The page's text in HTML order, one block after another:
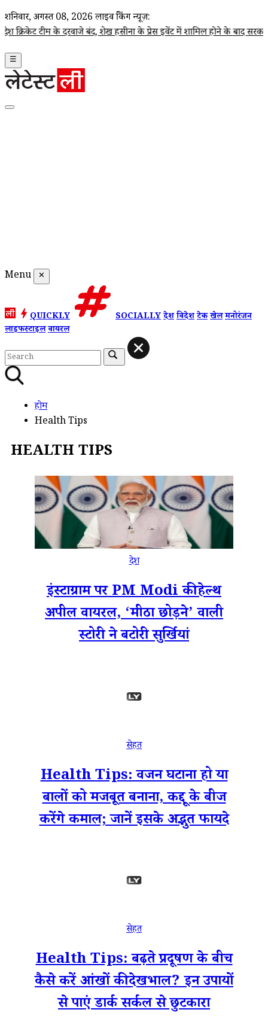
शनिवार, अगस्त 08, 2026 लाइव ब्रेकिंग न्यूज़:
बंद, शेख हसीना के प्रेस इवेंट में शामिल होने के बाद सरकार ने लिया
☰
Menu ✕
QUICKLY SOCIALLYदेशविदेशटेकखेलमनोरंजन
लाइफस्टाइलवायरल
होम
Health Tips
HEALTH TIPS
देश
इंस्टाग्राम पर PM Modi की हेल्थ
अपील वायरल, ‘मीठा छोड़ने’ वाली
स्टोरी ने बटोरी सुर्खियां
सेहत
Health Tips: वजन घटाना हो या
बालों को मजबूत बनाना, कद्दू के बीज
करेंगे कमाल; जानें इसके अद्भुत फायदे
सेहत
Health Tips: बढ़ते प्रदूषण के बीच
कैसे करें आंखों की देखभाल? इन उपायों
से पाएं डार्क सर्कल से छुटकारा